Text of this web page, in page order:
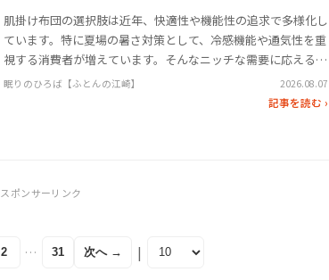
肌掛け布団の選択肢は近年、快適性や機能性の追求で多様化し
ています。特に夏場の暑さ対策として、冷感機能や通気性を重
視する消費者が増えています。そんなニッチな需要に応える形
で注目を集めるのが、眠りのひろば【ふとんの江崎】が展開す
る「アイスとろ〜りケット」です。この製品は、従来のダウン
眠りのひろば【ふとんの江崎】 2026.08.07
記事を読む ›
スポンサーリンク
2 … 31 次へ → |